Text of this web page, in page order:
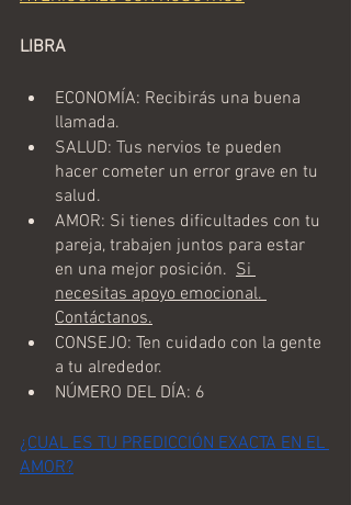
LIBRA
ECONOMÍA: Recibirás una buena
llamada.
SALUD: Tus nervios te pueden
hacer cometer un error grave en tu
salud.
AMOR: Si tienes dificultades con tu
pareja, trabajen juntos para estar
en una mejor posición. Si
necesitas apoyo emocional.
Contáctanos.
CONSEJO: Ten cuidado con la gente
a tu alrededor.
NÚMERO DEL DÍA: 6
¿CUAL ES TU PREDICCIÓN EXACTA EN EL
AMOR?